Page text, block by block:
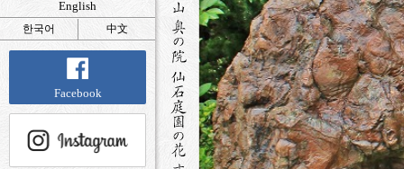
English
한국어 中文
Facebook